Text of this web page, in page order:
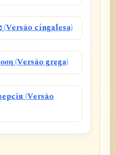
cingalesa)
(Versão grega)
(Versão